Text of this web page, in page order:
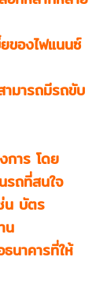
ของไฟแนนซ์
ามารถมีรถขับ
การ โดย
รถที่สนใจ
น บัตร
น
นาคารที่ให้